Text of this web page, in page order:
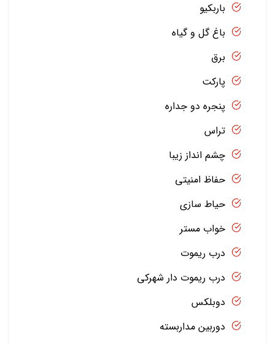
باربکیو
باغ گل و گیاه
برق
پارکت
پنجره دو جداره
تراس
چشم انداز زیبا
حفاظ امنیتی
حیاط سازی
خواب مستر
درب ریموت
درب ریموت دار شهرکی
دوبلکس
دوربین مداربسته